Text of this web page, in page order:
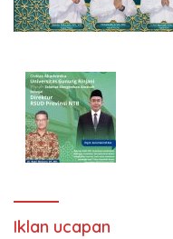
Iklan ucapan